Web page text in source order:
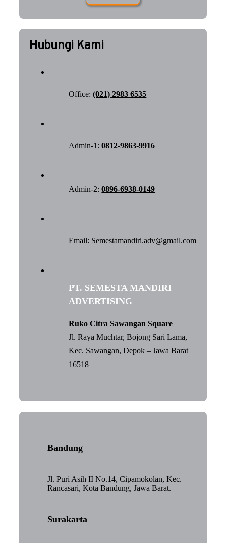
Hubungi Kami
Office:(021) 2983 6535
Admin-1:0812-9863-9916
Admin-2:0896-6938-0149
Email: Semestamandiri.adv@gmail.com
PT. SEMESTA MANDIRI
ADVERTISING
Ruko Citra Sawangan Square
Jl. Raya Muchtar, Bojong Sari Lama,
Kec. Sawangan, Depok – Jawa Barat
16518
Bandung
Jl. Puri Asih II No.14, Cipamokolan, Kec.
Rancasari, Kota Bandung, Jawa Barat.
Surakarta